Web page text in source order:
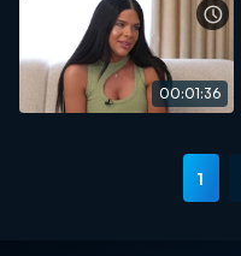
00:01:36
1